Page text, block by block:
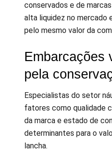
conservados e de
alta liquidez no mercado
pelo mesmo valor da
Embarcações
pela
Especialistas do setor
fatores como qualidade
da marca e estado de
determinantes para o
lancha.